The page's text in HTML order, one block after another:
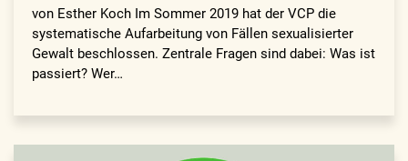
von Esther Koch Im Sommer 2019 hat der VCP die
systematische Aufarbeitung von Fällen sexualisierter
Gewalt beschlossen. Zentrale Fragen sind dabei: Was ist
passiert? Wer…